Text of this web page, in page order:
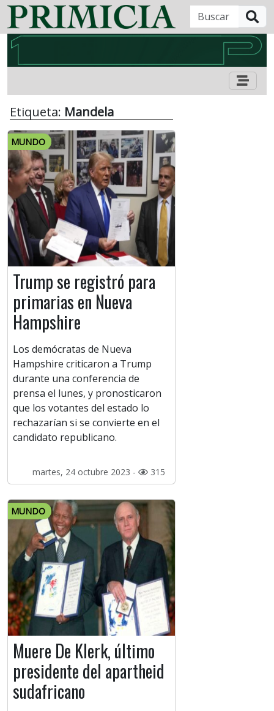
Etiqueta: Mandela
MUNDO
Trump se registró para
primarias en Nueva
Hampshire
Los demócratas de Nueva
Hampshire criticaron a Trump
durante una conferencia de
prensa el lunes, y pronosticaron
que los votantes del estado lo
rechazarían si se convierte en el
candidato republicano.
martes, 24 octubre 2023 - 315
MUNDO
Muere De Klerk, último
presidente del apartheid
sudafricano